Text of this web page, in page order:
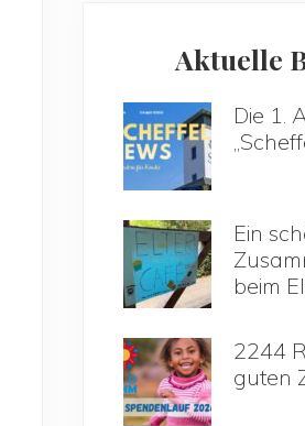
Aktuelle
Die 1.
Ein
beim
2244
guten